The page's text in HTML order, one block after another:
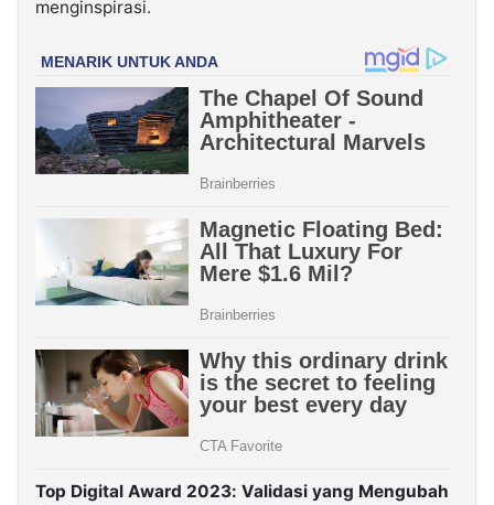
menginspirasi.
Top Digital Award 2023: Validasi yang Mengubah